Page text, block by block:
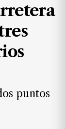
puntos